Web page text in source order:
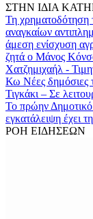
ΣΤΗΝ ΙΔΙΑ
Τη
αναγκαίων
άμεση ενίσχυση
ζητά ο Μάνος
Χατζημιχαήλ -
Κω Νέες δημόσιες
Τιγκάκι – Σε
Το πρώην
εγκατάλειψη έχει
ΡΟΗ ΕΙΔΗΣΕΩΝ